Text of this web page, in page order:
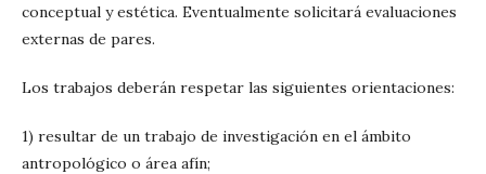
conceptual y estética. Eventualmente solicitará evaluaciones
externas de pares.
Los trabajos deberán respetar las siguientes orientaciones:
1) resultar de un trabajo de investigación en el ámbito
antropológico o área afín;